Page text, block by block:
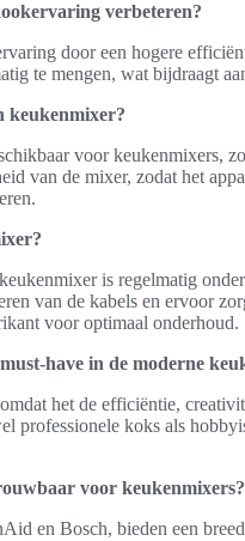
verbeteren?
door een hogere
te mengen, wat bijdraagt
keukenmixer?
voor keukenmixers,
van de mixer, zodat het
is regelmatig
van de kabels en ervoor
voor optimaal onderhoud.
have in de moderne
het de efficiëntie,
professionele koks als
voor keukenmixers?
en Bosch, bieden een